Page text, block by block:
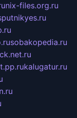
nix-files.org.ru
sobakopedia.ru
kalugatur.ru